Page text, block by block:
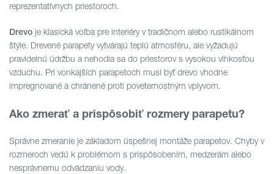
reprezentatívnych priestoroch.
Drevo je klasická voľba pre interiéry v tradičnom alebo rustikálnom
štýle. Drevené parapety vytvárajú teplú atmosféru, ale vyžadujú
pravidelnú údržbu a nehodia sa do priestorov s vysokou vlhkosťou
vzduchu. Pri vonkajších parapetoch musí byť drevo vhodne
impregnované a chránené proti poveternostným vplyvom.
Ako zmerať a prispôsobiť rozmery parapetu?
Správne zmeranie je základom úspešnej montáže parapetov. Chyby v
rozmeroch vedú k problémom s prispôsobením, medzerám alebo
nesprávnemu odvádzaniu vody.